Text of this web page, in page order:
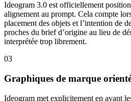
Ideogram 3.0 est officiellement
alignement au prompt. Cela compte
placement des objets et l’intention de
proches du brief d’origine au lieu de
interprétée trop librement.
03
Graphiques de marque
Ideogram met explicitement en avant